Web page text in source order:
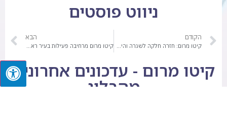
ניווט פוסטים
הקודם
קיטו מרום: חזרה חלקה לשגרה והיערכות לקיץ 2025
הבא
קיטו מרום מרחיבה פעילות בעיר ראשון לציון
קיטו מרום - עדכונים אחרונים
מהבלוג